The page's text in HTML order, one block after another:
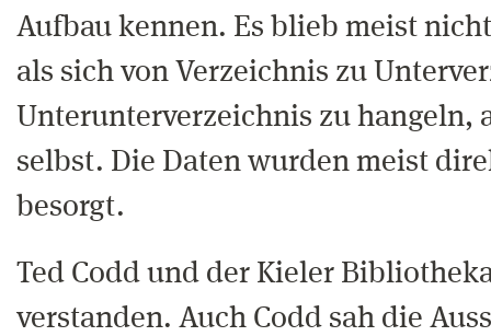
Aufbau kennen. Es blieb meist
als sich von Verzeichnis zu
Unterunterverzeichnis zu hangeln,
selbst. Die Daten wurden meist
besorgt.
Ted Codd und der Kieler
verstanden. Auch Codd sah die